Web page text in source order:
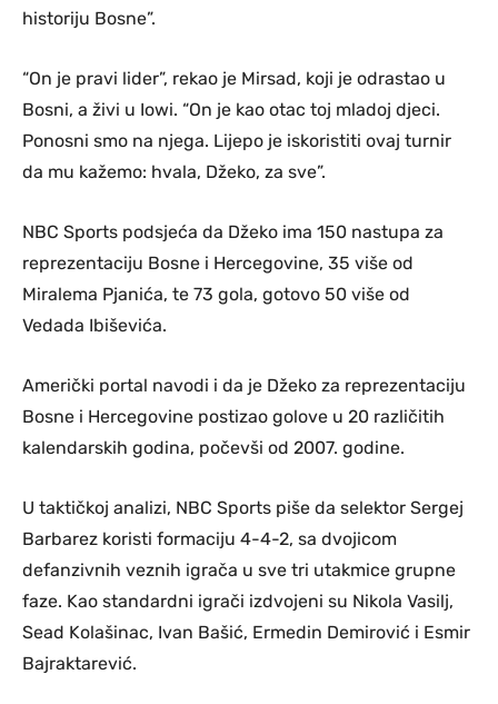
historiju Bosne”.
“On je pravi lider”, rekao je Mirsad, koji je odrastao u
Bosni, a živi u Iowi. “On je kao otac toj mladoj djeci.
Ponosni smo na njega. Lijepo je iskoristiti ovaj turnir
da mu kažemo: hvala, Džeko, za sve”.
NBC Sports podsjeća da Džeko ima 150 nastupa za
reprezentaciju Bosne i Hercegovine, 35 više od
Miralema Pjanića, te 73 gola, gotovo 50 više od
Vedada Ibiševića.
Američki portal navodi i da je Džeko za reprezentaciju
Bosne i Hercegovine postizao golove u 20 različitih
kalendarskih godina, počevši od 2007. godine.
U taktičkoj analizi, NBC Sports piše da selektor Sergej
Barbarez koristi formaciju 4-4-2, sa dvojicom
defanzivnih veznih igrača u sve tri utakmice grupne
faze. Kao standardni igrači izdvojeni su Nikola Vasilj,
Sead Kolašinac, Ivan Bašić, Ermedin Demirović i Esmir
Bajraktarević.